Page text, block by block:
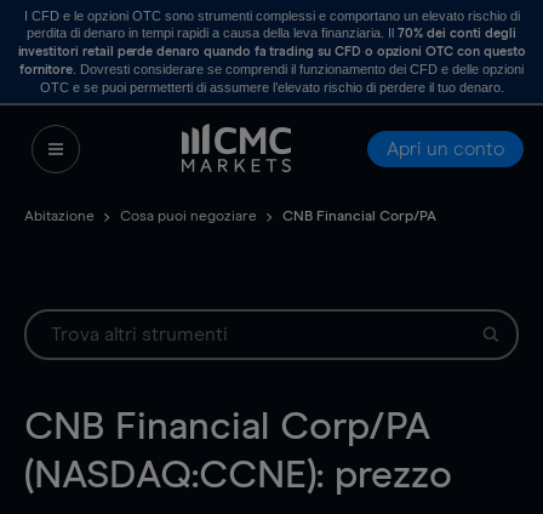
I CFD e le opzioni OTC sono strumenti complessi e comportano un elevato rischio di
perdita di denaro in tempi rapidi a causa della leva finanziaria. Il70% dei conti degli
investitori retail perde denaro quando fa trading su CFD o opzioni OTC con questo
fornitore . Dovresti considerare se comprendi il funzionamento dei CFD e delle opzioni
OTC e se puoi permetterti di assumere l’elevato rischio di perdere il tuo denaro.
Apri un conto
Abitazione Cosa puoi negoziare CNB Financial Corp/PA
CNB Financial Corp/PA
(NASDAQ:CCNE): prezzo